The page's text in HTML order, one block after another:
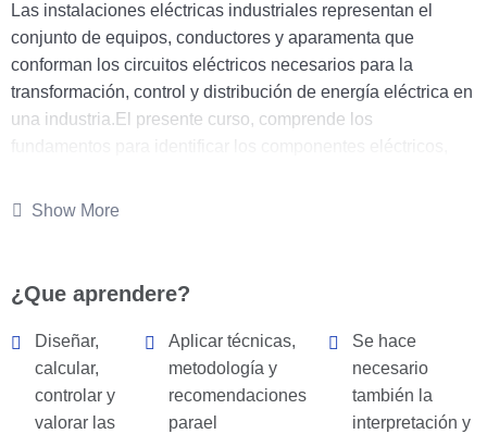
Las instalaciones eléctricas industriales representan el
conjunto de equipos, conductores y aparamenta que
conforman los circuitos eléctricos necesarios para la
transformación, control y distribución de energía eléctrica en
una industria.El presente curso, comprende los
seleccionar los dispositivos eléctricos, conductores ,
Show More
¿Que aprendere?
Diseñar,
calcular,
controlar y
valorar las
Aplicar técnicas,
metodología y
recomendaciones
parael
Se hace
necesario
también la
interpretación y